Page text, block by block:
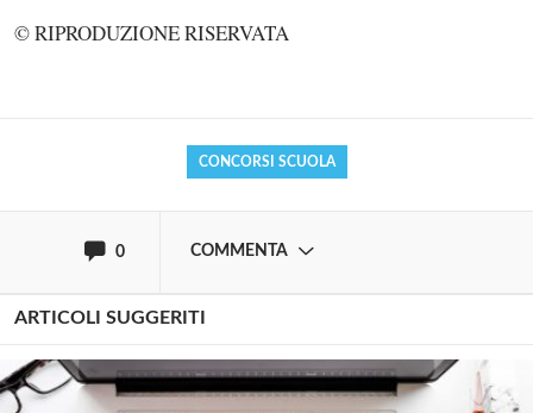
© RIPRODUZIONE RISERVATA
CONCORSI SCUOLA
0 COMMENTA
ARTICOLI SUGGERITI